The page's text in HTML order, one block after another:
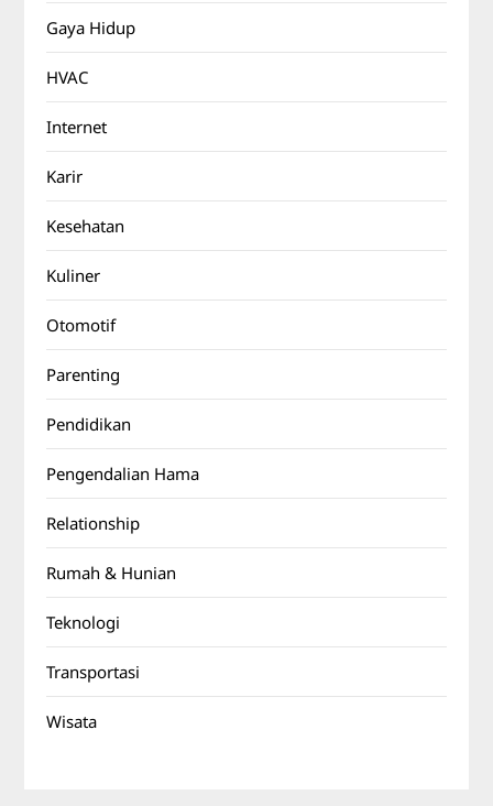
Gaya Hidup
HVAC
Internet
Karir
Kesehatan
Kuliner
Otomotif
Parenting
Pendidikan
Pengendalian Hama
Relationship
Rumah & Hunian
Teknologi
Transportasi
Wisata